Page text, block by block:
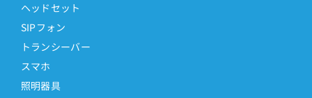
ヘッドセット
SIPフォン
トランシーバー
スマホ
照明器具